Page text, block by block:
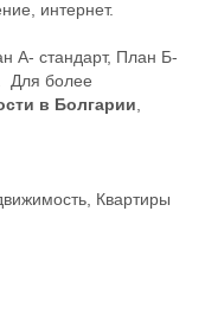
интернет.
А- стандарт, План Б-
Для более
в Болгарии,
, Квартиры